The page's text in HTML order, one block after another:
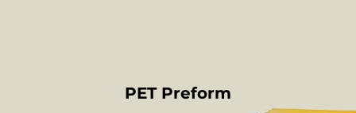
PET Preform